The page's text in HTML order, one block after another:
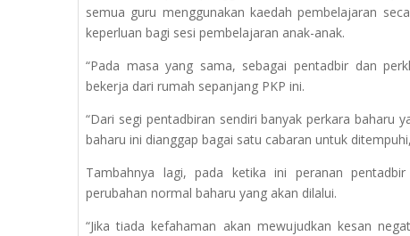
semua guru menggunakan kaedah pembelajaran
keperluan bagi sesi pembelajaran anak-anak.
“Pada masa yang sama, sebagai pentadbir dan
bekerja dari rumah sepanjang PKP ini.
“Dari segi pentadbiran sendiri banyak perkara baharu
baharu ini dianggap bagai satu cabaran untuk
Tambahnya lagi, pada ketika ini peranan
perubahan normal baharu yang akan dilalui.
“Jika tiada kefahaman akan mewujudkan kesan